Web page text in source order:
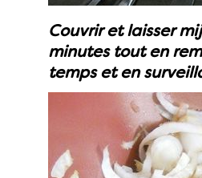
Couvrir et laisser
minutes tout en
temps et en